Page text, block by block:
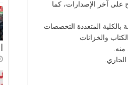
على آخر الإصدارات، كما
المتعددة التخصصات
والخزانات
منه.